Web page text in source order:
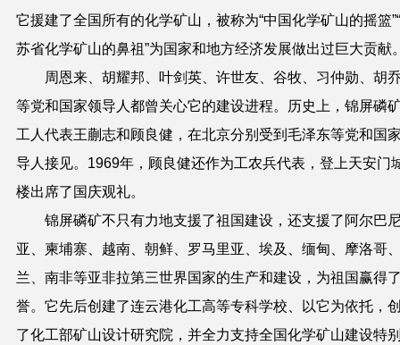
它援建了全国所有的化学矿山，被称为“中国化学矿山的摇篮
苏省化学矿山的鼻祖”为国家和地方经济发展做出过巨大贡献
周恩来、胡耀邦、叶剑英、许世友、谷牧、习仲勋、胡
等党和国家领导人都曾关心它的建设进程。历史上，锦屏磷
工人代表王蒯志和顾良健，在北京分别受到毛泽东等党和国
导人接见。1969年，顾良健还作为工农兵代表，登上天安门
楼出席了国庆观礼。
锦屏磷矿不只有力地支援了祖国建设，还支援了阿尔巴
亚、柬埔寨、越南、朝鲜、罗马里亚、埃及、缅甸、摩洛哥
兰、南非等亚非拉第三世界国家的生产和建设，为祖国赢得
誉。它先后创建了连云港化工高等专科学校、以它为依托，
了化工部矿山设计研究院，并全力支持全国化学矿山建设特